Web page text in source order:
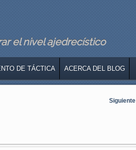
el nivel ajedrecístico
DE TÁCTICA ACERCA DEL BLOG
Siguiente